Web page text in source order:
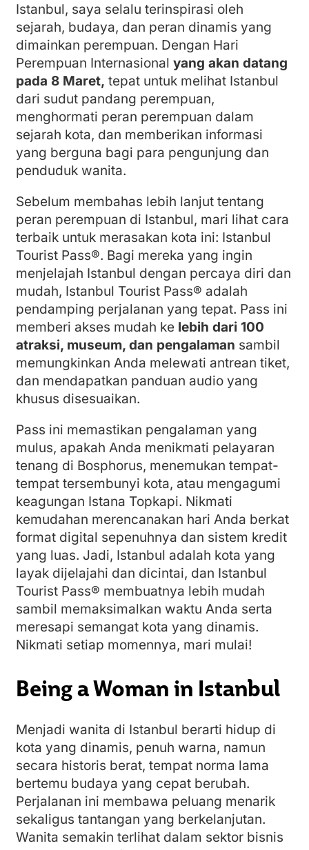
Istanbul, saya selalu terinspirasi oleh
sejarah, budaya, dan peran dinamis yang
dimainkan perempuan. Dengan Hari
Perempuan Internasional yang akan datang
pada 8 Maret, tepat untuk melihat Istanbul
dari sudut pandang perempuan,
menghormati peran perempuan dalam
sejarah kota, dan memberikan informasi
yang berguna bagi para pengunjung dan
penduduk wanita.
Sebelum membahas lebih lanjut tentang
peran perempuan di Istanbul, mari lihat cara
terbaik untuk merasakan kota ini: Istanbul
Tourist Pass®. Bagi mereka yang ingin
menjelajah Istanbul dengan percaya diri dan
mudah, Istanbul Tourist Pass® adalah
pendamping perjalanan yang tepat. Pass ini
memberi akses mudah ke lebih dari 100
atraksi, museum, dan pengalaman sambil
memungkinkan Anda melewati antrean tiket,
dan mendapatkan panduan audio yang
khusus disesuaikan.
Pass ini memastikan pengalaman yang
mulus, apakah Anda menikmati pelayaran
tenang di Bosphorus, menemukan tempat-
tempat tersembunyi kota, atau mengagumi
keagungan Istana Topkapi. Nikmati
kemudahan merencanakan hari Anda berkat
format digital sepenuhnya dan sistem kredit
yang luas. Jadi, Istanbul adalah kota yang
layak dijelajahi dan dicintai, dan Istanbul
Tourist Pass® membuatnya lebih mudah
sambil memaksimalkan waktu Anda serta
meresapi semangat kota yang dinamis.
Nikmati setiap momennya, mari mulai!
Being a Woman in Istanbul
Menjadi wanita di Istanbul berarti hidup di
kota yang dinamis, penuh warna, namun
secara historis berat, tempat norma lama
bertemu budaya yang cepat berubah.
Perjalanan ini membawa peluang menarik
sekaligus tantangan yang berkelanjutan.
Wanita semakin terlihat dalam sektor bisnis